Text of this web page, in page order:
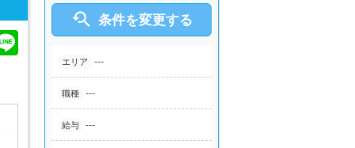
 条件を変更する
エリア ---
職種 ---
給与 ---